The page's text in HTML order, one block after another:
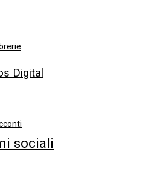
Digital
sociali